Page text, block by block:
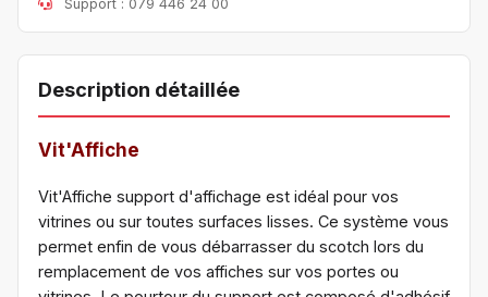
Support : 079 446 24 00
Description détaillée
Vit'Affiche
Vit'Affiche support d'affichage est idéal pour vos
vitrines ou sur toutes surfaces lisses. Ce système vous
permet enfin de vous débarrasser du scotch lors du
remplacement de vos affiches sur vos portes ou